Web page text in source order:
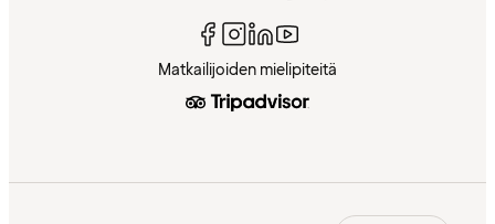
Matkailijoiden mielipiteitä